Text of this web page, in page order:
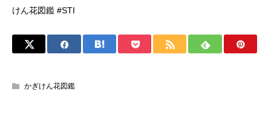
けん花図鑑 #STI
かぎけん花図鑑